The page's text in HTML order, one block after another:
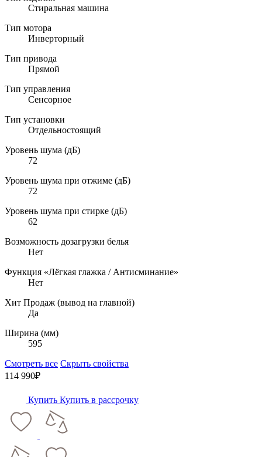
Стиральная машина
Тип мотора
Инверторный
Тип привода
Прямой
Тип управления
Сенсорное
Тип установки
Отдельностоящий
Уровень шума (дБ)
72
Уровень шума при отжиме (дБ)
72
Уровень шума при стирке (дБ)
62
Возможность дозагрузки белья
Нет
Функция «Лёгкая глажка / Антисминание»
Нет
Хит Продаж (вывод на главной)
Да
Ширина (мм)
595
Смотреть все Скрыть свойства
114 990₽
Купить Купить в рассрочку